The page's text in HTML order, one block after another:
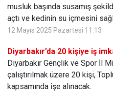
musluk başında susamış
açtı ve kedinin su içmesini
12 Mayıs 2025 Pazartesi 11:13
Diyarbakır’da 20 kişiye iş
Diyarbakır Gençlik ve Spor İl
çalıştırılmak üzere 20 kişi,
kapsamında işe alınacak.